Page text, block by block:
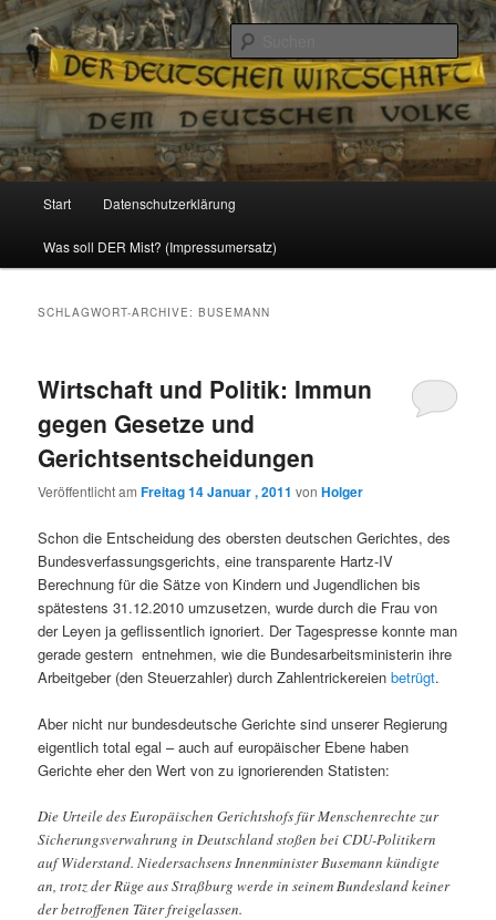
Reizzentrum
Politik, Wirtschaft, Soziales und Gesellschaft
Zum
Inhalt
Zum
sekundären
Start Datenschutzerklärung
Was soll DER Mist? (Impressumersatz)
SCHLAGWORT-ARCHIVE:BUSEMANN
Wirtschaft und Politik: Immun
gegen Gesetze und
Gerichtsentscheidungen
Veröffentlicht amFreitag 14 Januar , 2011 vonHolger
Schon die Entscheidung des obersten deutschen Gerichtes, des
Bundesverfassungsgerichts, eine transparente Hartz-IV
Berechnung für die Sätze von Kindern und Jugendlichen bis
spätestens 31.12.2010 umzusetzen, wurde durch die Frau von
der Leyen ja geflissentlich ignoriert. Der Tagespresse konnte man
gerade gestern entnehmen, wie die Bundesarbeitsministerin ihre
Arbeitgeber (den Steuerzahler) durch Zahlentrickereienbetrügt.
Aber nicht nur bundesdeutsche Gerichte sind unserer Regierung
eigentlich total egal – auch auf europäischer Ebene haben
Gerichte eher den Wert von zu ignorierenden Statisten:
Die Urteile des Europäischen Gerichtshofs für Menschenrechte zur
Sicherungsverwahrung in Deutschland stoßen bei CDU-Politikern
auf Widerstand. Niedersachsens Innenminister Busemann kündigte
an, trotz der Rüge aus Straßburg werde in seinem Bundesland keiner
der betroffenen Täter freigelassen.